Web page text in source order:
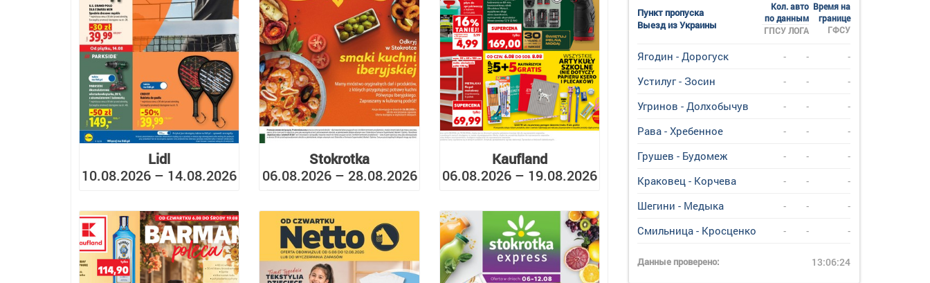
Lidl
10.08.2026 – 14.08.2026
Stokrotka
06.08.2026 – 28.08.2026
Kaufland
06.08.2026 – 19.08.2026
Пункт пропуска
Выезд из Украины
Кол. авто
по данным
Время на
границе
ГФСУ
ГПСУ ЛОГА
Ягодин - Дорогуск - -
-
Устилуг - Зосин
- -
-
Угринов - Долхобычув
- -
-
Рава - Хребенное
- -
-
Грушев - Будомеж
- -
-
Краковец - Корчева
- -
-
Шегини - Медыка
- -
-
Смильница - Кросценко
- - -
Данные проверено: 13:06:24